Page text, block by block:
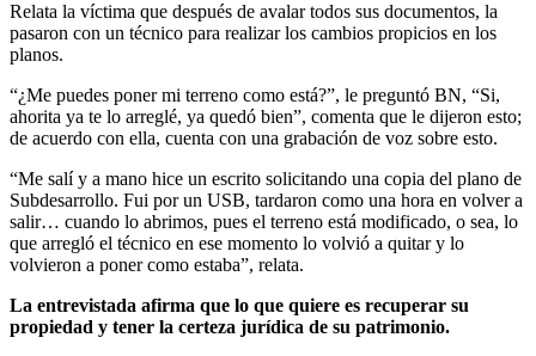
Relata la víctima que después de avalar todos sus documentos, la
pasaron con un técnico para realizar los cambios propicios en los
planos.
“¿Me puedes poner mi terreno como está?”, le preguntó BN, “Si,
ahorita ya te lo arreglé, ya quedó bien”, comenta que le dijeron esto;
de acuerdo con ella, cuenta con una grabación de voz sobre esto.
“Me salí y a mano hice un escrito solicitando una copia del plano de
Subdesarrollo. Fui por un USB, tardaron como una hora en volver a
salir… cuando lo abrimos, pues el terreno está modificado, o sea, lo
que arregló el técnico en ese momento lo volvió a quitar y lo
volvieron a poner como estaba”, relata.
La entrevistada afirma que lo que quiere es recuperar su
propiedad y tener la certeza jurídica de su patrimonio.